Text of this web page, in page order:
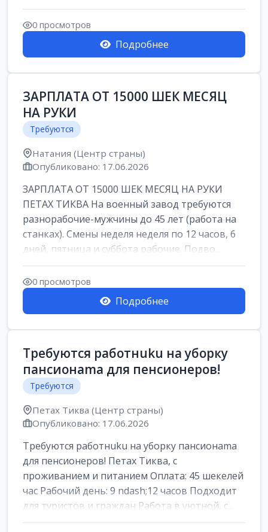
или английски...
0 просмотров
Подробнее
ЗАРПЛАТА ОТ 15000 ШЕК МЕСЯЦ
НА РУКИ
Требуются
Натания (Центр страны)
Опубликовано: 17.06.2026
ЗАРПЛАТА ОТ 15000 ШЕК МЕСЯЦ НА РУКИ
ПЕТАХ ТИКВА На военный завод требуются
разнорабочие-мужчины до 45 лет (работа на
станках). Смены неделя неделя по 12 часов, 6
дней, пятница и суббота рабочие. Подво...
0 просмотров
Подробнее
Требуются работнuku на уборку
пансионama для пенсионеров!
Требуются
Петах Тиква (Центр страны)
Опубликовано: 17.06.2026
Требуются работнuku на уборку пансионama
для пенсионеров! Петах Тиква, с
проживанием и питанием Оплата: 45 шекелей
час Рабочий день: 9 ndash;12 часов Подходит
для туристов и граждан Работа в уютной, с...